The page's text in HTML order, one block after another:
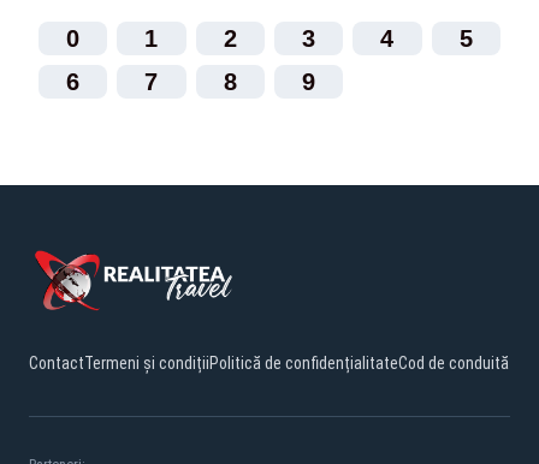
0 1 2 3 4
5
6
7 8 9
ContactTermeni și condițiiPolitică de confidențialitateCod de conduită